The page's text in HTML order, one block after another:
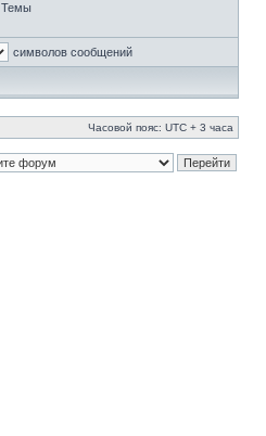
Темы
символов сообщений
Часовой пояс: UTC + 3 часа